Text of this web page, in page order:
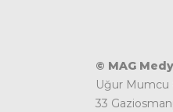
© MAG
Uğur Mumcu
33